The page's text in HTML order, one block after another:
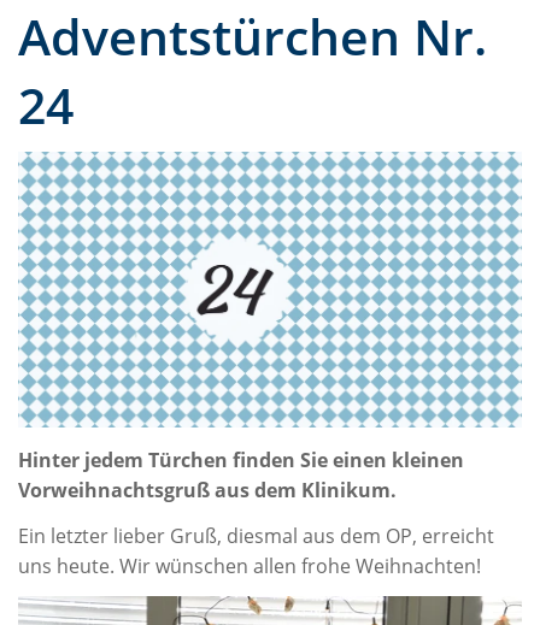
Adventstürchen Nr.
24
Hinter jedem Türchen finden Sie einen kleinen
Vorweihnachtsgruß aus dem Klinikum.
Ein letzter lieber Gruß, diesmal aus dem OP, erreicht
uns heute. Wir wünschen allen frohe Weihnachten!